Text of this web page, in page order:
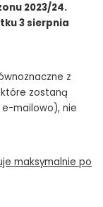
2023/24.
3 sierpnia
z
zostaną
e-mailowo), nie
maksymalnie po